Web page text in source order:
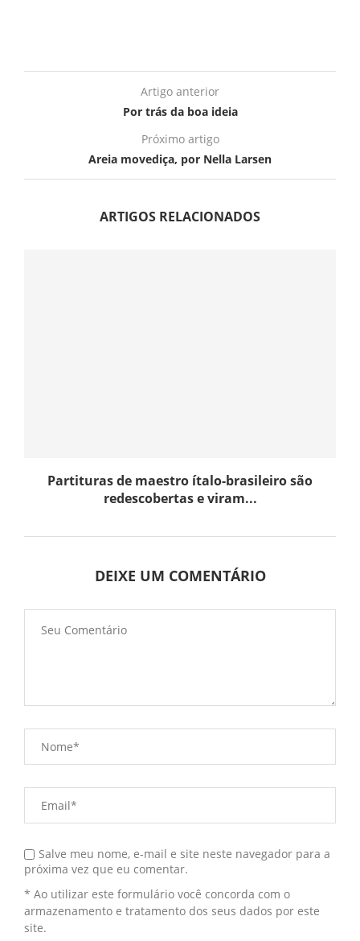
Artigo anterior
Por trás da boa ideia
Próximo artigo
Areia movediça, por Nella Larsen
ARTIGOS RELACIONADOS
Partituras de maestro ítalo-brasileiro são
redescobertas e viram...
DEIXE UM COMENTÁRIO
Salve meu nome, e-mail e site neste navegador para a
próxima vez que eu comentar.
* Ao utilizar este formulário você concorda com o
armazenamento e tratamento dos seus dados por este
site.